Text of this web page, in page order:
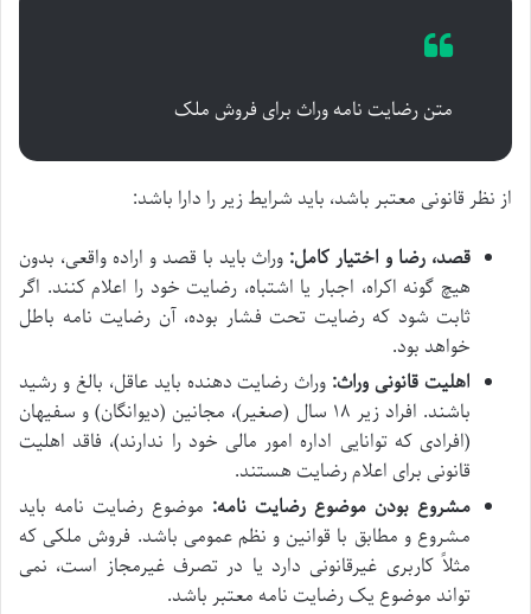
متن رضایت نامه وراث برای فروش ملک
از نظر قانونی معتبر باشد، باید شرایط زیر را دارا باشد:
قصد، رضا و اختیار کامل: وراث باید با قصد و اراده واقعی، بدون
هیچ گونه اکراه، اجبار یا اشتباه، رضایت خود را اعلام کنند. اگر
ثابت شود که رضایت تحت فشار بوده، آن رضایت نامه باطل
خواهد بود.
اهلیت قانونی وراث: وراث رضایت دهنده باید عاقل، بالغ و رشید
باشند. افراد زیر ۱۸ سال (صغیر)، مجانین (دیوانگان) و سفیهان
(افرادی که توانایی اداره امور مالی خود را ندارند)، فاقد اهلیت
قانونی برای اعلام رضایت هستند.
مشروع بودن موضوع رضایت نامه: موضوع رضایت نامه باید
مشروع و مطابق با قوانین و نظم عمومی باشد. فروش ملکی که
مثلاً کاربری غیرقانونی دارد یا در تصرف غیرمجاز است، نمی
تواند موضوع یک رضایت نامه معتبر باشد.